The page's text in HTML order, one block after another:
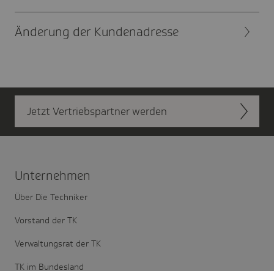
Ände­rung der Kunden­adresse
Jetzt Vertriebs­partner werden
Unter­nehmen
Über Die Techniker
Vorstand der TK
Verwaltungsrat der TK
TK im Bundesland